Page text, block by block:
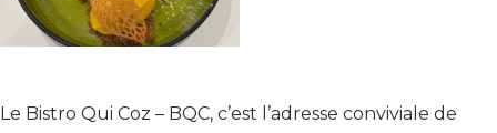
Le Bistro Qui Coz – BQC, c’est l’adresse conviviale de